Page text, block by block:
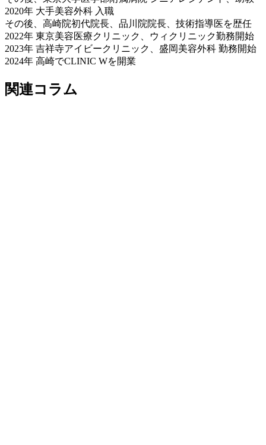
2020年 大手美容外科 入職
その後、高崎院初代院長、品川院院長、技術指導医を歴任
2022年 東京美容医療クリニック、ウィクリニック勤務開始
2023年 吉祥寺アイビークリニック、盛岡美容外科 勤務開始
2024年 高崎でCLINIC Wを開業
関連コラム